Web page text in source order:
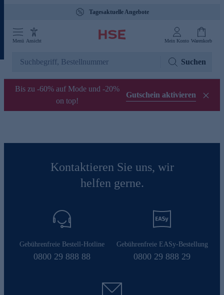
Tagesaktuelle Angebote
Menü Ansicht Mein Konto Warenkorb
Suchen
Bis zu -60% auf Mode und -20%
on top!
Gutschein aktivieren
Kontaktieren Sie uns, wir
helfen gerne.
Gebührenfreie Bestell-Hotline
0800 29 888 88
Gebührenfreie EASy-Bestellung
0800 29 888 29